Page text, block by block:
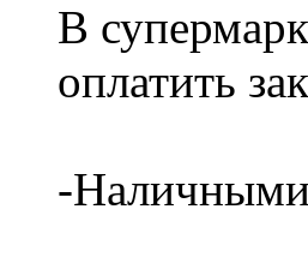
В
оплатить
-Наличными